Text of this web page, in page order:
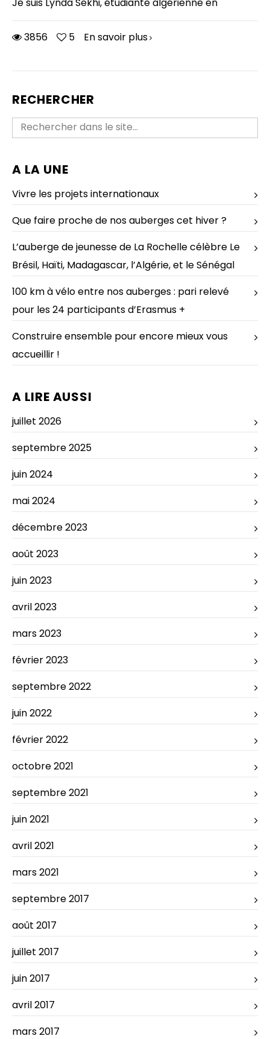
3856 5 En savoir plus
RECHERCHER
A LA UNE
Vivre les projets internationaux
Que faire proche de nos auberges cet hiver ?
L’auberge de jeunesse de La Rochelle célèbre Le
Brésil, Haïti, Madagascar, l’Algérie, et le Sénégal
100 km à vélo entre nos auberges : pari relevé
pour les 24 participants d’Erasmus +
Construire ensemble pour encore mieux vous
accueillir !
A LIRE AUSSI
juillet 2026
septembre 2025
juin 2024
mai 2024
décembre 2023
août 2023
juin 2023
avril 2023
mars 2023
février 2023
septembre 2022
juin 2022
février 2022
octobre 2021
septembre 2021
juin 2021
avril 2021
mars 2021
septembre 2017
août 2017
juillet 2017
juin 2017
avril 2017
mars 2017